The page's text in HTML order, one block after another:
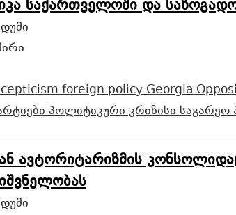
საქართველოში და
foreign policyGeorgia
პოლიტიკური კრიზისი
ავტორიტარიზმის